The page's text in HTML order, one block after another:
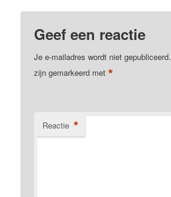
Geef een reactie
Je e-mailadres wordt niet gepubliceerd.
zijn gemarkeerd met*
Reactie *